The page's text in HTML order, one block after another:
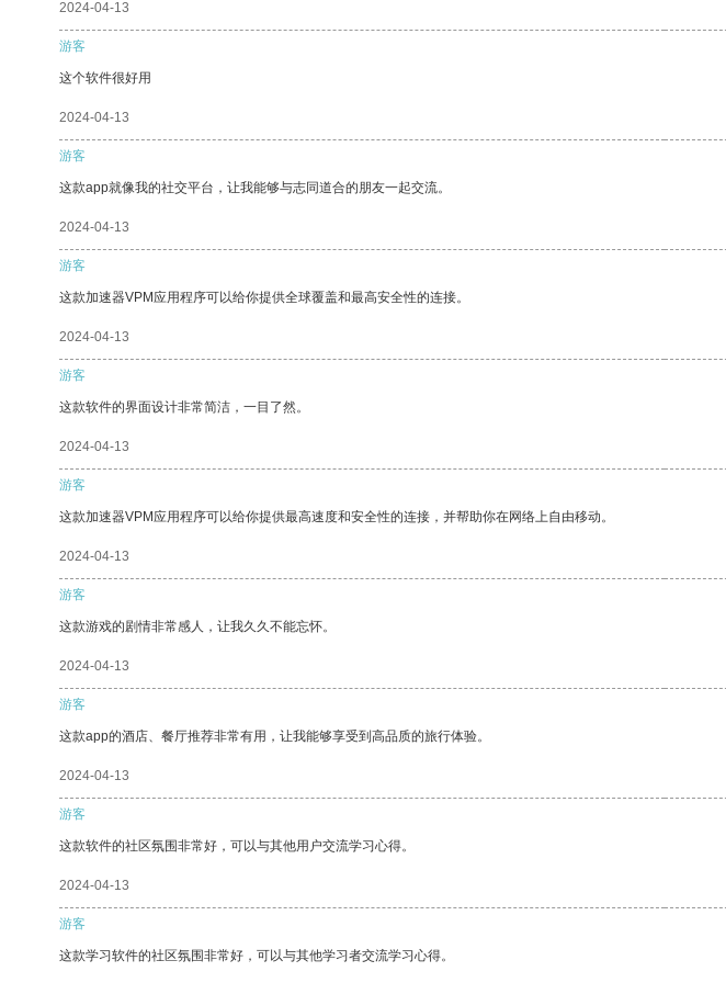
2024-04-13
游客
这个软件很好用
2024-04-13
游客
这款app就像我的社交平台，让我能够与志同道合的朋友一起交流。
2024-04-13
游客
这款加速器VPM应用程序可以给你提供全球覆盖和最高安全性的连接。
2024-04-13
游客
这款软件的界面设计非常简洁，一目了然。
2024-04-13
游客
这款加速器VPM应用程序可以给你提供最高速度和安全性的连接，并帮助你在网络上自由移动。
2024-04-13
游客
这款游戏的剧情非常感人，让我久久不能忘怀。
2024-04-13
游客
这款app的酒店、餐厅推荐非常有用，让我能够享受到高品质的旅行体验。
2024-04-13
游客
这款软件的社区氛围非常好，可以与其他用户交流学习心得。
2024-04-13
游客
这款学习软件的社区氛围非常好，可以与其他学习者交流学习心得。